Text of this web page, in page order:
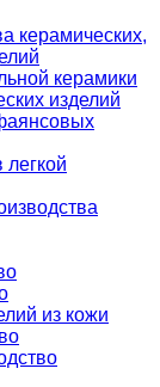
керамических,
керамики
изделий
из кожи